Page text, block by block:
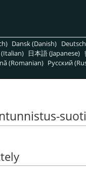
Dansk (Danish)
日本語 (Japanese)
(Romanian) Pусский